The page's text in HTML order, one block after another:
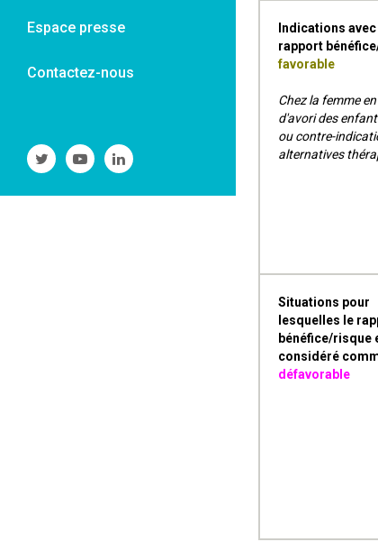
Espace presse
Contactez-nous
Suivre
l'ANSM
Twitter
Suivre
l'ANSM
Youtube
Suivre
l'ANSM
Linkedin
Indications avec
rapport
favorable
Chez la femme
d'avori des
ou contre-
alternatives
Situations pour
lesquelles le
bénéfice/risque
considéré
défavorable